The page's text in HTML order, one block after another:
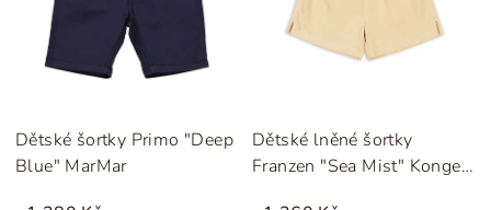
Dětské šortky Primo "Deep
Blue" MarMar
Dětské lněné šortky
Franzen "Sea Mist" Konges